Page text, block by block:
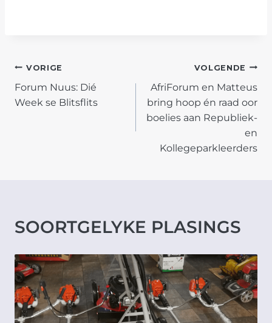
POST
NAVIGATION
VORIGE
Forum Nuus: Dié
Week se Blitsflits
VOLGENDE
AfriForum en Matteus
bring hoop én raad oor
boelies aan Republiek-
en
Kollegeparkleerders
SOORTGELYKE PLASINGS